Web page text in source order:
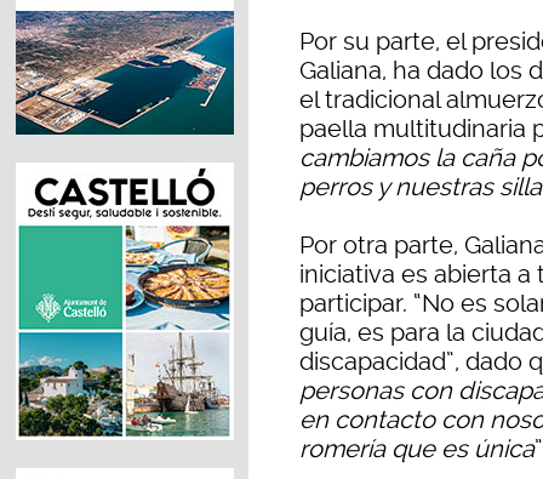
Por su parte, el
Galiana, ha dado los
el tradicional
paella multitudinaria
cambiamos la caña
perros y nuestras
Por otra parte,
iniciativa es abierta
participar. “No es
guía, es para la
discapacidad”, dado
personas con
en contacto con
romería que es única